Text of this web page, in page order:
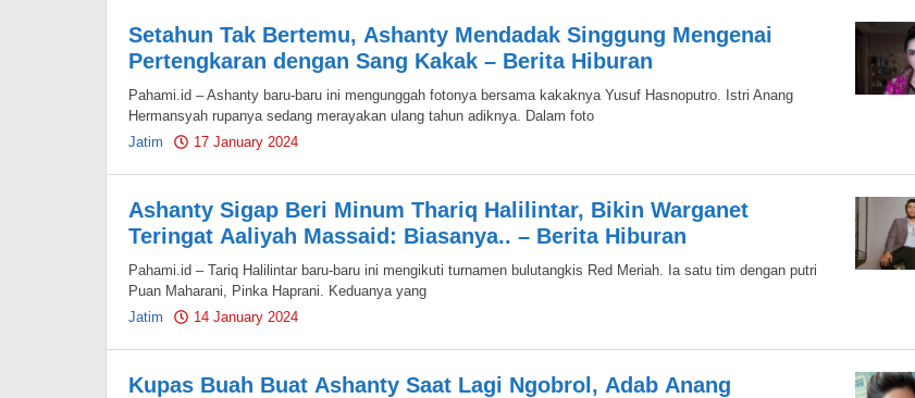
Setahun Tak Bertemu, Ashanty Mendadak Singgung Mengenai
Pertengkaran dengan Sang Kakak – Berita Hiburan
Pahami.id – Ashanty baru-baru ini mengunggah fotonya bersama kakaknya Yusuf Hasnoputro. Istri Anang
Hermansyah rupanya sedang merayakan ulang tahun adiknya. Dalam foto
Jatim
17 January 2024
Ashanty Sigap Beri Minum Thariq Halilintar, Bikin Warganet
Teringat Aaliyah Massaid: Biasanya.. – Berita Hiburan
Pahami.id – Tariq Halilintar baru-baru ini mengikuti turnamen bulutangkis Red Meriah. Ia satu tim dengan putri
Puan Maharani, Pinka Haprani. Keduanya yang
Jatim
14 January 2024
Kupas Buah Buat Ashanty Saat Lagi Ngobrol, Adab Anang